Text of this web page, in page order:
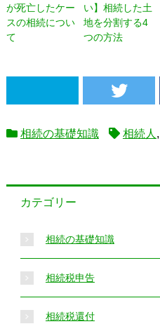
が死亡したケー
スの相続につい
て
い】相続した土
地を分割する4
つの方法
相続の基礎知識 相続人 ,
カテゴリー
相続の基礎知識
相続税申告
相続税還付